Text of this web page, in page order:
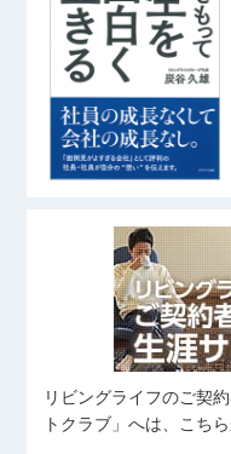
リビングライフのご契
トクラブ」へは、こち